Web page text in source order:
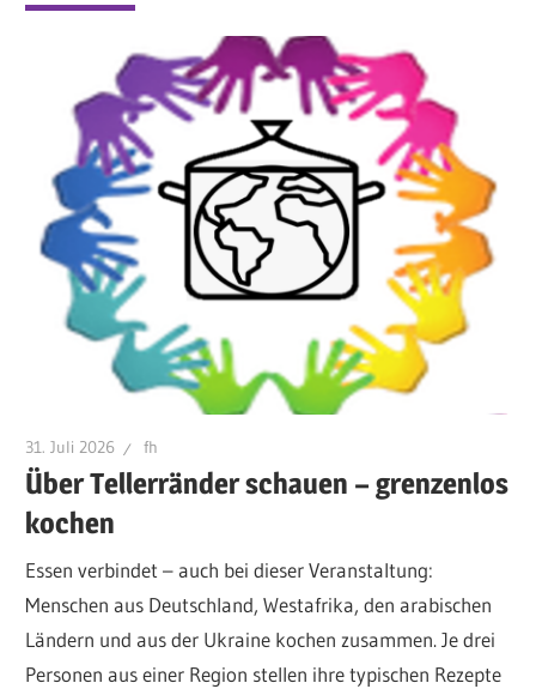
31. Juli 2026 fh
Über Tellerränder schauen – grenzenlos
kochen
Essen verbindet – auch bei dieser Veranstaltung:
Menschen aus Deutschland, Westafrika, den arabischen
Ländern und aus der Ukraine kochen zusammen. Je drei
Personen aus einer Region stellen ihre typischen Rezepte